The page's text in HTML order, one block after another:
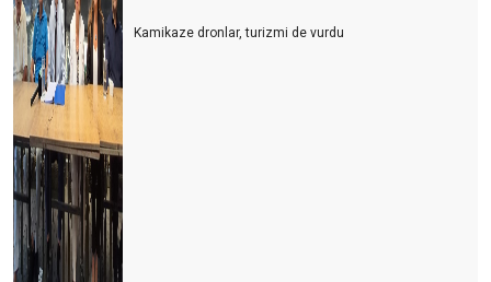
Kamikaze dronlar, turizmi de vurdu